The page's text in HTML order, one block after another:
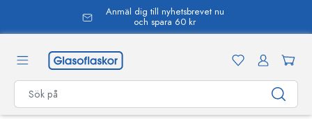
Anmäl dig till nyhetsbrevet nu
och spara 60 kr